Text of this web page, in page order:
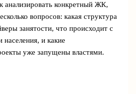
анализировать конкретный ЖК,
вопросов: какая структура
занятости, что происходит с
и какие
уже запущены властями.